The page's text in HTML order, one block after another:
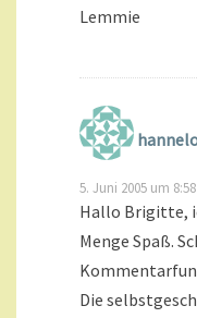
Lemmie
5. Juni 2005 um
Hallo Brigitte,
Menge Spaß.
Die